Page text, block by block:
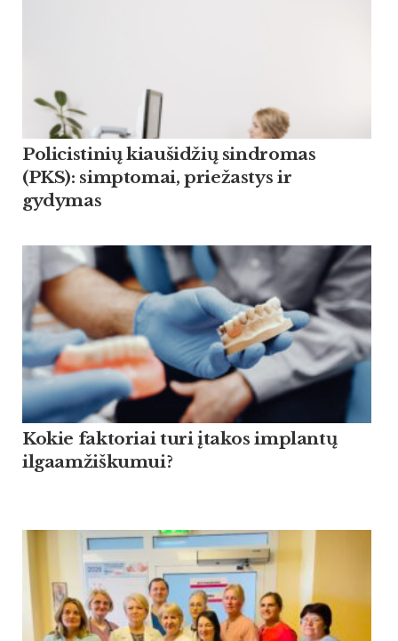
Policistinių kiaušidžių sindromas
(PKS): simptomai, priežastys ir
gydymas
Kokie faktoriai turi įtakos implantų
ilgaamžiškumui?